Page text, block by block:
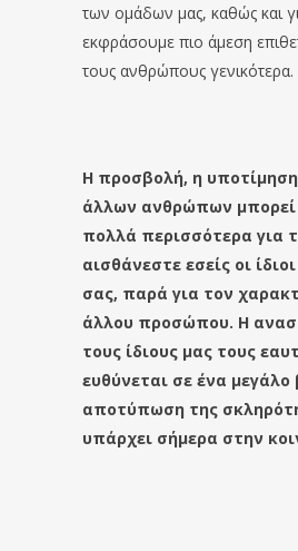
των ομάδων μας, καθώς και
εκφράσουμε πιο άμεση
τους ανθρώπους γενικότερα.
Η προσβολή, η
άλλων ανθρώπων μπορεί
πολλά περισσότερα για
αισθάνεστε εσείς οι
σας, παρά για τον
άλλου προσώπου. Η
τους ίδιους μας τους
ευθύνεται σε ένα μεγάλο
αποτύπωση της
υπάρχει σήμερα στην